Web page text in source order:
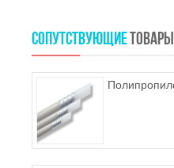
СОПУТСТВУЮЩИЕ ТОВАРЫ